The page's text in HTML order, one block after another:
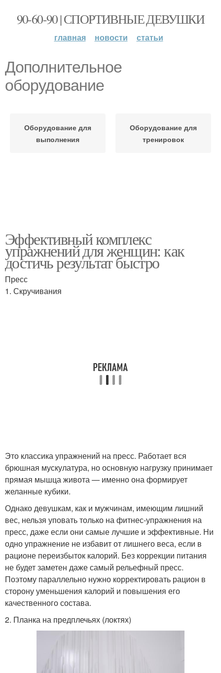
90-60-90 | СПОРТИВНЫЕ ДЕВУШКИ
главная новости статьи
Дополнительное
оборудование
Оборудование для
выполнения
Оборудование для
тренировок
Эффективный комплекс
упражнений для женщин: как
достичь результат быстро
Пресс
1. Скручивания
Это классика упражнений на пресс. Работает вся
брюшная мускулатура, но основную нагрузку принимает
прямая мышца живота — именно она формирует
желанные кубики.
Однако девушкам, как и мужчинам, имеющим лишний
вес, нельзя уповать только на фитнес-упражнения на
пресс, даже если они самые лучшие и эффективные. Ни
одно упражнение не избавит от лишнего веса, если в
рационе переизбыток калорий. Без коррекции питания
не будет заметен даже самый рельефный пресс.
Поэтому параллельно нужно корректировать рацион в
сторону уменьшения калорий и повышения его
качественного состава.
2. Планка на предплечьях (локтях)